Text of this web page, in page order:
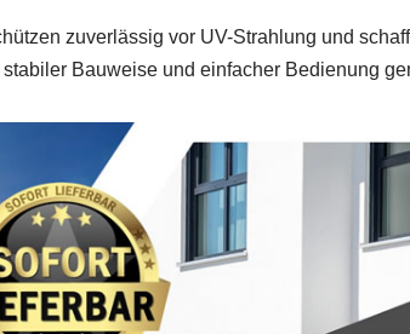
zuverlässig vor UV-Strahlung und
stabiler Bauweise und einfacher Bedienung